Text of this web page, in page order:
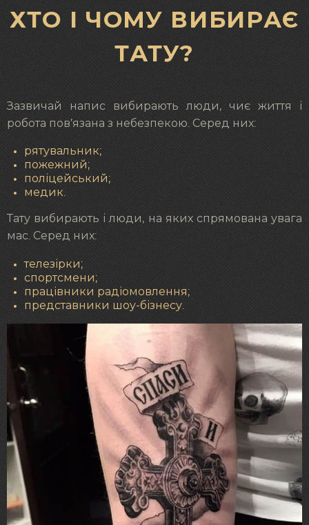
ХТО І ЧОМУ ВИБИРАЄ
ТАТУ?
Зазвичай напис вибирають люди, чиє життя і
робота пов’язана з небезпекою. Серед них:
рятувальник;
пожежний;
поліцейський;
медик.
Тату вибирають і люди, на яких спрямована увага
мас. Серед них:
телезірки;
спортсмени;
працівники радіомовлення;
представники шоу-бізнесу.